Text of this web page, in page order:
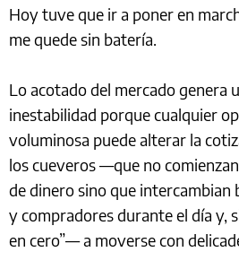
Hoy tuve que ir a poner en
me quede sin batería.
Lo acotado del mercado genera
inestabilidad porque cualquier
voluminosa puede alterar la
los cueveros —que no
de dinero sino que intercambian
y compradores durante el día y,
en cero”— a moverse con